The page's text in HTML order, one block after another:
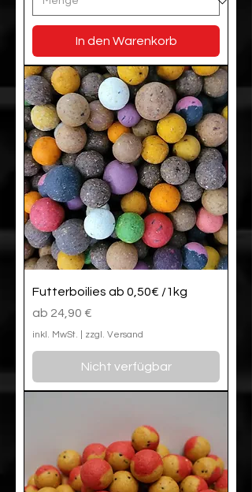
In den Warenkorb
Futterboilies ab 0,50€ /1kg
ab 24,90 €
Sale-Preis
inkl. MwSt. zzgl. Versand
Nicht verfügbar